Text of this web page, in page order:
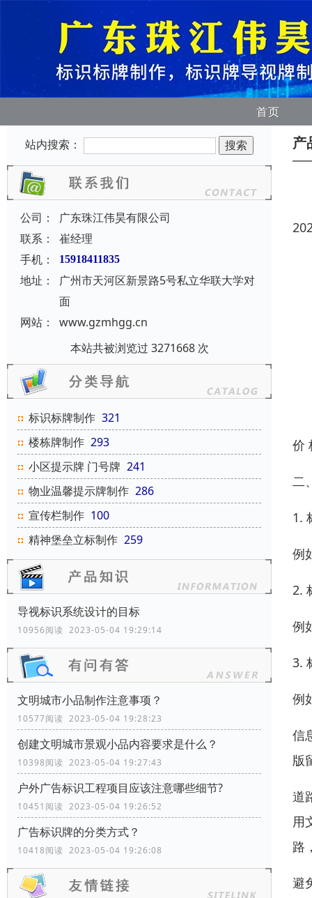
首页
站内搜索：
公司：
广东珠江伟昊有限公司
联系：
崔经理
手机：
15918411835
地址：
广州市天河区新景路5号私立华联大学对
面
网站：
www.gzmhgg.cn
本站共被浏览过 3271668 次
标识标牌制作 321
楼栋牌制作 293
小区提示牌 门号牌 241
物业温馨提示牌制作 286
宣传栏制作 100
精神堡垒立标制作 259
导视标识系统设计的目标
10956阅读 2023-05-04 19:29:14
文明城市小品制作注意事项？
10577阅读 2023-05-04 19:28:23
创建文明城市景观小品内容要求是什么？
10398阅读 2023-05-04 19:27:43
户外广告标识工程项目应该注意哪些细节?
10451阅读 2023-05-04 19:26:52
广告标识牌的分类方式？
10418阅读 2023-05-04 19:26:08
产
价
二
1.
例
2.
例
3.
例
信
版
道
用
路
避